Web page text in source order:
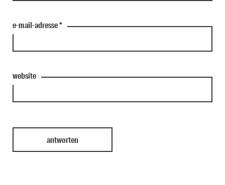
e-mail-adresse*
website